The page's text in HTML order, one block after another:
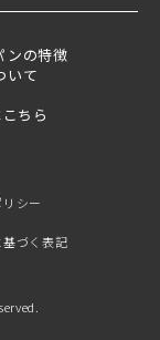
ンの特徴
いて
ちら
シー
づく表記